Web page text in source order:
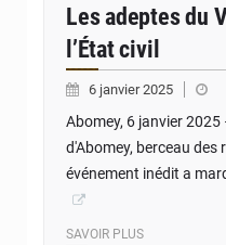
Les adeptes du
l’État civil
6 janvier 2025
Abomey, 6 janvier
d'Abomey, berceau des
événement inédit a
SAVOIR PLUS